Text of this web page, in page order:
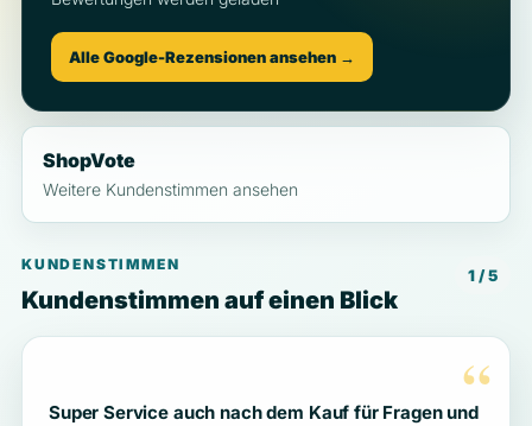
Alle Google-Rezensionen ansehen →
ShopVote
Weitere Kundenstimmen ansehen
KUNDENSTIMMEN
Kundenstimmen auf einen Blick
1 / 5
“
Super Service auch nach dem Kauf für Fragen und